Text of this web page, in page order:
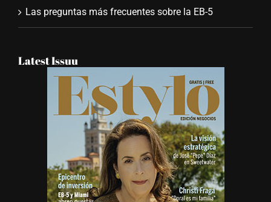
Las preguntas más frecuentes sobre la EB-5
Latest Issuu